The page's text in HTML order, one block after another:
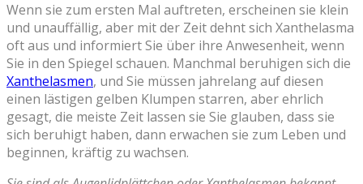
Wenn sie zum ersten Mal auftreten, erscheinen sie klein
und unauffällig, aber mit der Zeit dehnt sich Xanthelasma
oft aus und informiert Sie über ihre Anwesenheit, wenn
Sie in den Spiegel schauen. Manchmal beruhigen sich die
Xanthelasmen, und Sie müssen jahrelang auf diesen
einen lästigen gelben Klumpen starren, aber ehrlich
gesagt, die meiste Zeit lassen sie Sie glauben, dass sie
sich beruhigt haben, dann erwachen sie zum Leben und
beginnen, kräftig zu wachsen.